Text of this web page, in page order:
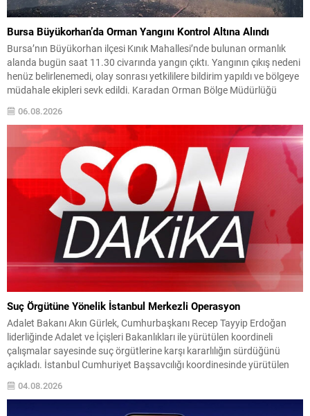
Bursa Büyükorhan’da Orman Yangını Kontrol Altına Alındı
Bursa’nın Büyükorhan ilçesi Kınık Mahallesi’nde bulunan ormanlık
alanda bugün saat 11.30 civarında yangın çıktı. Yangının çıkış nedeni
henüz belirlenemedi, olay sonrası yetkililere bildirim yapıldı ve bölgeye
müdahale ekipleri sevk edildi. Karadan Orman Bölge Müdürlüğü
ekipleri ve itfaiye araçlarıyla yapılan ilk müdahaleye, havadan bir
helikopter desteği eklendi. Ekipler, havadan ve karadan...
06.08.2026
Suç Örgütüne Yönelik İstanbul Merkezli Operasyon
Adalet Bakanı Akın Gürlek, Cumhurbaşkanı Recep Tayyip Erdoğan
liderliğinde Adalet ve İçişleri Bakanlıkları ile yürütülen koordineli
çalışmalar sayesinde suç örgütlerine karşı kararlılığın sürdüğünü
açıkladı. İstanbul Cumhuriyet Başsavcılığı koordinesinde yürütülen
soruşturma ve emniyet operasyonlarının sahada etkin şekilde
uygulandığını belirtti. Soruşturmada, düşük bedelli gayrimenkullerin
04.08.2026